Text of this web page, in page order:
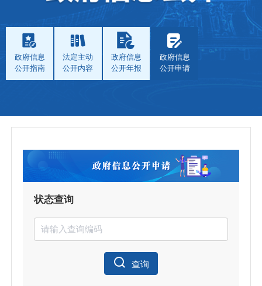
政府信息
公开指南
法定主动
公开内容
政府信息
公开年报
政府信息
公开申请
状态查询
查询